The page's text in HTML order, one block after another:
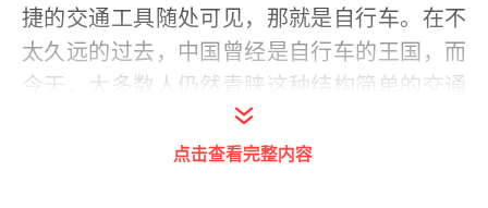
捷的交通工具随处可见，那就是自行车。在不
太久远的过去，中国曾经是自行车的王国，而
今天，大多数人仍然青睐这种结构简单的交通
工具。而简单的自行车到了爱好极限运动的年
轻人身下，就变得魔力无限。然而这种出行方
点击查看完整内容